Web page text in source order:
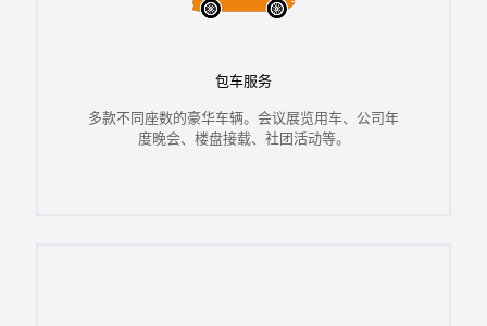
包车服务
多款不同座数的豪华车辆。会议展览用车、公司年
度晚会、楼盘接载、社团活动等。